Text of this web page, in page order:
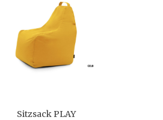
Sitzsack PLAY